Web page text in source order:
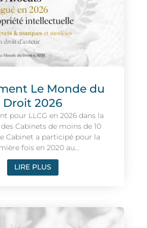
Le Monde du
Droit 2026
pour LLCG en 2026 dans la
Cabinets de moins de 10
Cabinet a participé pour la
fois en 2020 au...
LIRE PLUS